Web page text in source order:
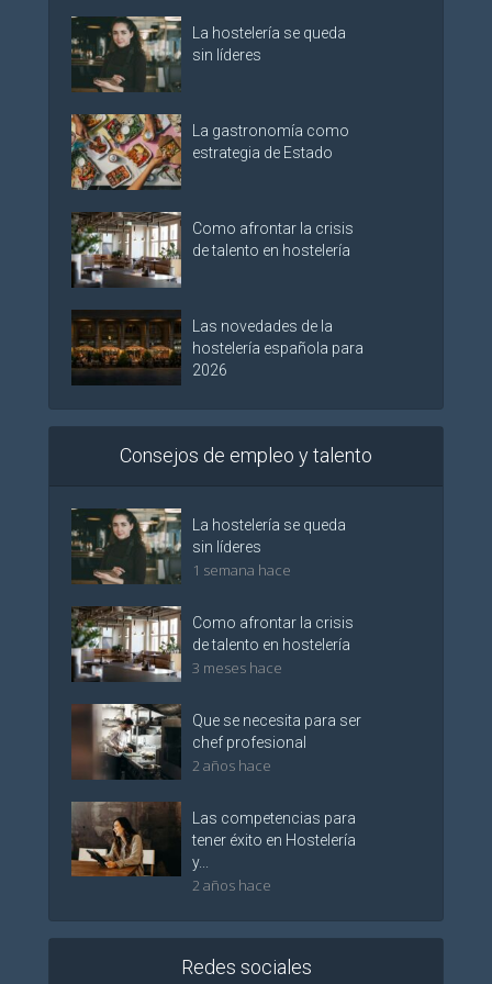
La hostelería se queda
sin líderes
La gastronomía como
estrategia de Estado
Como afrontar la crisis
de talento en hostelería
Las novedades de la
hostelería española para
2026
Consejos de empleo y talento
La hostelería se queda
sin líderes
1 semana hace
Como afrontar la crisis
de talento en hostelería
3 meses hace
Que se necesita para ser
chef profesional
2 años hace
Las competencias para
tener éxito en Hostelería
y...
2 años hace
Redes sociales